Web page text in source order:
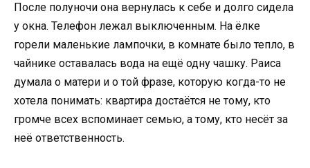
После полуночи она вернулась к себе и долго сидела
у окна. Телефон лежал выключенным. На ёлке
горели маленькие лампочки, в комнате было тепло, в
чайнике оставалась вода на ещё одну чашку. Раиса
думала о матери и о той фразе, которую когда-то не
хотела понимать: квартира достаётся не тому, кто
громче всех вспоминает семью, а тому, кто несёт за
неё ответственность.